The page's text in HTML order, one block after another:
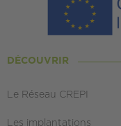
DÉCOUVRIR
Le Réseau CREPI
Les implantations